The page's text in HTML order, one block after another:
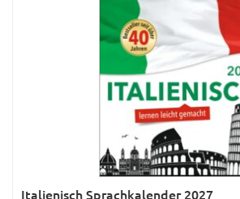
Italienisch Sprachkalender 2027